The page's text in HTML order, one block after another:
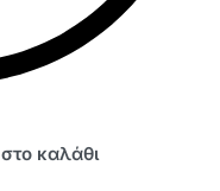
καλάθι